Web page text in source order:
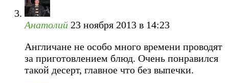
Анатолий 23 ноября 2013 в 14:23
Англичане не особо много времени проводят
за приготовлением блюд. Очень понравился
такой десерт, главное что без выпечки.